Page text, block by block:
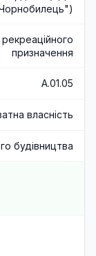
рекреаційного
призначення
A.01.05
власність
будівництва